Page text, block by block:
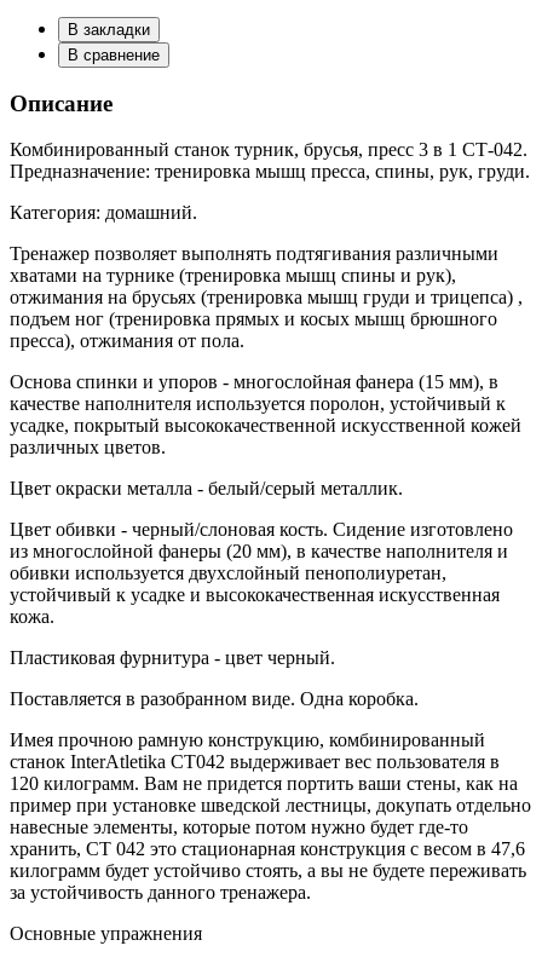
В закладки
В сравнение
Описание
Комбинированный станок турник, брусья, пресс 3 в 1 СТ-042.
Предназначение: тренировка мышц пресса, спины, рук, груди.
Категория: домашний.
Тренажер позволяет выполнять подтягивания различными
хватами на турнике (тренировка мышц спины и рук),
отжимания на брусьях (тренировка мышц груди и трицепса) ,
подъем ног (тренировка прямых и косых мышц брюшного
пресса), отжимания от пола.
Основа спинки и упоров - многослойная фанера (15 мм), в
качестве наполнителя используется поролон, устойчивый к
усадке, покрытый высококачественной искусственной кожей
различных цветов.
Цвет окраски металла - белый/серый металлик.
Цвет обивки - черный/слоновая кость. Сидение изготовлено
из многослойной фанеры (20 мм), в качестве наполнителя и
обивки используется двухслойный пенополиуретан,
устойчивый к усадке и высококачественная искусственная
кожа.
Пластиковая фурнитура - цвет черный.
Поставляется в разобранном виде. Одна коробка.
Имея прочною рамную конструкцию, комбинированный
станок InterAtletika CT042 выдерживает вес пользователя в
120 килограмм. Вам не придется портить ваши стены, как на
пример при установке шведской лестницы, докупать отдельно
навесные элементы, которые потом нужно будет где-то
хранить, СТ 042 это стационарная конструкция с весом в 47,6
килограмм будет устойчиво стоять, а вы не будете переживать
за устойчивость данного тренажера.
Основные упражнения